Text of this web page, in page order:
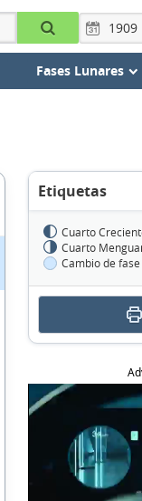
Fases Lunares
Etiquetas
Cuarto
Cuarto
Cambio de fase